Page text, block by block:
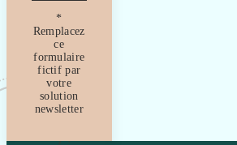
*
Remplacez
ce
formulaire
fictif par
votre
solution
newsletter